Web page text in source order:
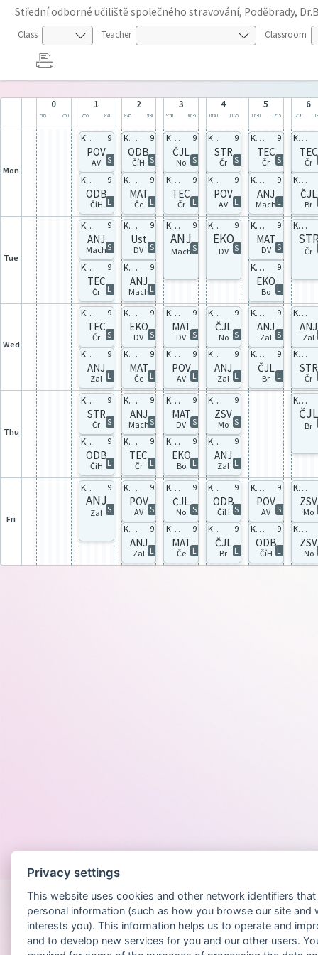
Střední odborné učiliště společného stravování, Poděbrady,
Class Teacher Classroom
0
7:05 7:50
1
7:55 8:40
2
8:45 9:30
3
9:50 10:35
4
10:40 11:25
5
11:30 12:15
6
12:20
Mon
KČ1D celá 9
POV
S
AV
KČ1B celá 9
ODB
L
ČíH
KČ1D celá 9
ODB
S
ČíH
KČ1B celá 9
MAT
L
Če
KČ1D celá 9
ČJL
S
No
KČ1B celá 9
TEC
L
Čr
KČ1D celá 9
STR
S
Čr
KČ1B celá 9
POV
L
AV
KČ1D celá 9
TEC
S
Čr
KČ1B sk2 9
ANJ
L
Mach
KČ1D celá
TEC
Čr
KČ1B celá
ČJL
Br
Tue
KČ1D sk2 9
ANJ
S
Mach
KČ1B celá 9
TEC
L
Čr
KČ1D celá 9
Ust
S
DV
KČ1B sk2 9
ANJ
L
Mach
KČ1D sk2 9
ANJ
S
Mach
KČ1D celá 9
EKO
S
DV
KČ1D celá 9
MAT
S
DV
KČ1B celá 9
EKO
L
Bo
KČ1B celá
Čr
Wed
KČ1D celá 9
TEC
S
Čr
KČ1B sk1 9
ANJ
L
Zal
KČ1D celá 9
EKO
S
DV
KČ1B celá 9
MAT
L
Če
KČ1D celá 9
MAT
S
DV
KČ1B celá 9
POV
L
AV
KČ1D celá 9
ČJL
S
No
KČ1B sk1 9
ANJ
L
Zal
KČ1D sk1 9
ANJ
S
Zal
KČ1B celá 9
ČJL
L
Br
KČ1D sk1
ANJ
Zal
KČ1B celá
STR
Čr
Thu
KČ1D celá 9
STR
S
Čr
KČ1B celá 9
ODB
L
ČíH
KČ1D sk2 9
ANJ
S
Mach
KČ1B celá 9
TEC
L
Čr
KČ1D celá 9
MAT
S
DV
KČ1B celá 9
EKO
L
Bo
KČ1D celá 9
ZSV
S
Mo
KČ1B sk1 9
ANJ
L
Zal
KČ1B celá
ČJL
Br
Fri
KČ1D sk1 9
ANJ
S
Zal
KČ1D celá 9
POV
S
AV
KČ1B sk1 9
ANJ
L
Zal
KČ1D celá 9
ČJL
S
No
KČ1B celá 9
MAT
L
Če
KČ1D celá 9
ODB
S
ČíH
KČ1B celá 9
ČJL
L
Br
KČ1D celá 9
POV
S
AV
KČ1B celá 9
ODB
L
ČíH
KČ1D celá
ZSV
Mo
KČ1B celá
ZSV
No
Privacy settings
This website uses cookies and other network identifiers
personal information (such as how you browse our site and
interests you). This information helps us to operate and
and to develop new services for you and our other users.